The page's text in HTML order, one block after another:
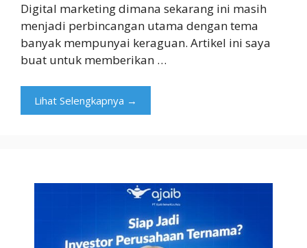
Digital marketing dimana sekarang ini masih
menjadi perbincangan utama dengan tema
banyak mempunyai keraguan. Artikel ini saya
buat untuk memberikan …
Lihat Selengkapnya →